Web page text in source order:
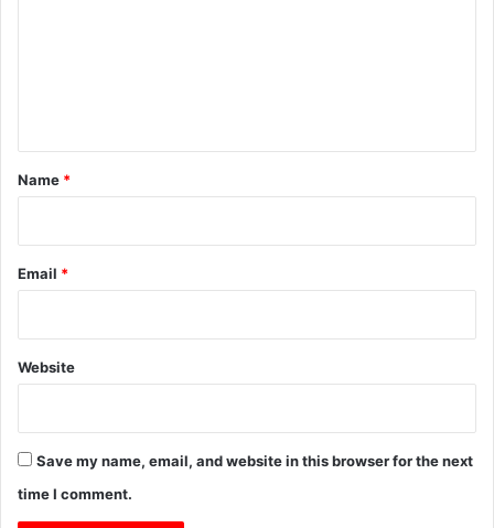
*
Name *
Email *
Website
Save my name, email, and website in this browser for the next
time I comment.